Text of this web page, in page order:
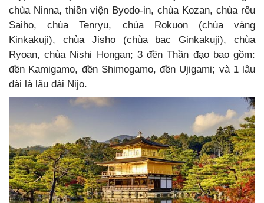
chùa Ninna, thiền viện Byodo-in, chùa Kozan, chùa rêu
Saiho, chùa Tenryu, chùa Rokuon (chùa vàng
Kinkakuji), chùa Jisho (chùa bạc Ginkakuji), chùa
Ryoan, chùa Nishi Hongan; 3 đền Thần đạo bao gồm:
đền Kamigamo, đền Shimogamo, đền Ujigami; và 1 lâu
đài là lâu đài Nijo.